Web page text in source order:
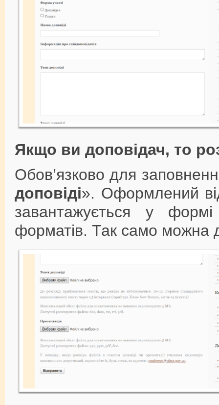
Якщо ви доповідач, то
Обов’язково для
доповіді». Оформлений
завантажується у
форматів. Так само можна